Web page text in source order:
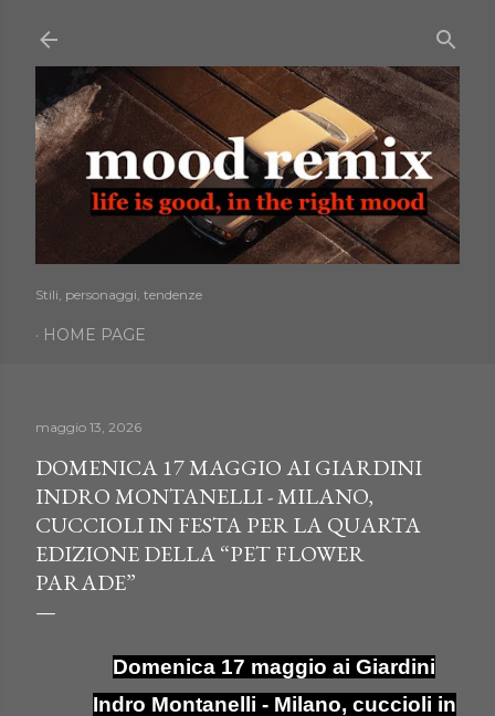
Stili, personaggi, tendenze
HOME PAGE
maggio 13, 2026
DOMENICA 17 MAGGIO AI GIARDINI
INDRO MONTANELLI - MILANO,
CUCCIOLI IN FESTA PER LA QUARTA
EDIZIONE DELLA “PET FLOWER
PARADE”
Domenica 17 maggio ai Giardini
Indro Montanelli - Milano, cuccioli in